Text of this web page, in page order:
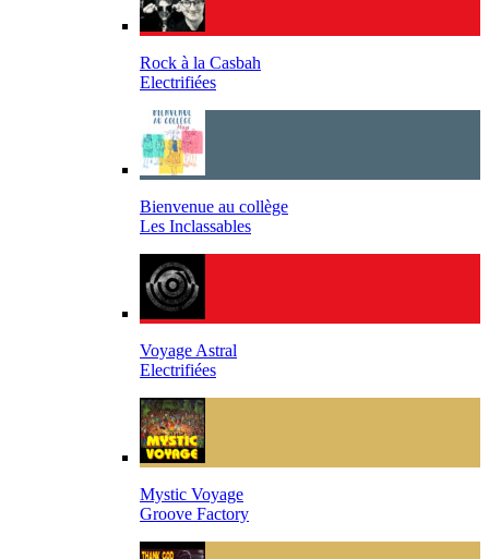
Rock à la Casbah
Electrifiées
Bienvenue au collège
Les Inclassables
Voyage Astral
Electrifiées
Mystic Voyage
Groove Factory